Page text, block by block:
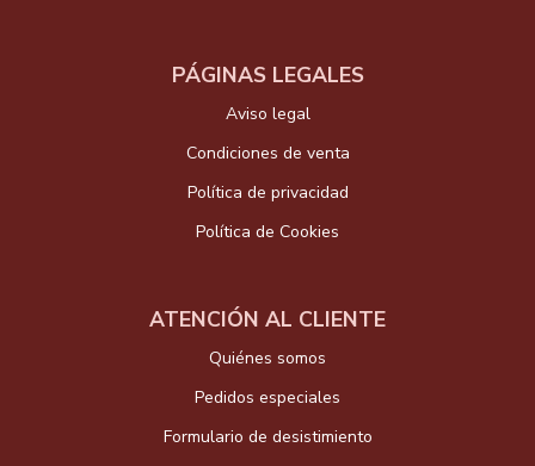
PÁGINAS LEGALES
Aviso legal
Condiciones de venta
Política de privacidad
Política de Cookies
ATENCIÓN AL CLIENTE
Quiénes somos
Pedidos especiales
Formulario de desistimiento